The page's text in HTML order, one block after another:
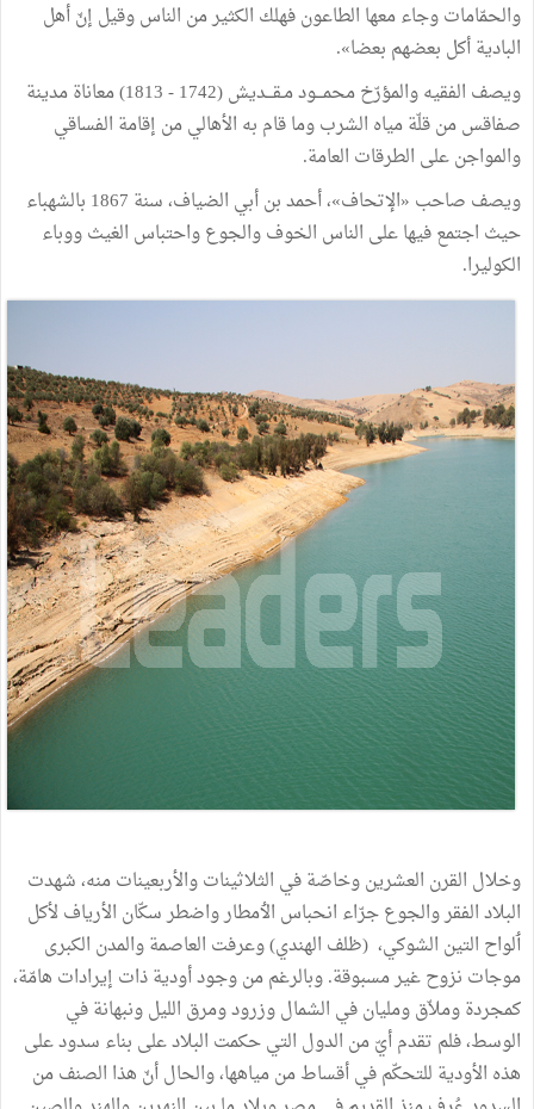
والحمّاماتوجاءمعها الطاعونفهلك الكثيرمن الناسوقيل إنّأهل
الباديةأكل بعضهم بعضا»
.
ويصف الفقيهوالمؤرّخمحمـــودمـقـــديش(
1742
-
1813
)معاناةمدينة
صفاقسمنقلّةمياه الشربوماقام به الأهاليمن إقامة الفساقي
والمواجنعلى الطرقات العامة.
ويصف صاحب «الإتحاف»،أحمدبنأبي الضياف،سنة 1867 بالشهباء
حيث اجتمعفيهاعلى الناس الخوفوالجوعواحتباس الغيثووباء
الكوليرا.
وخلال القرن العشرينوخاصّةفي الثلاثيناتوالأربعيناتمنه،شهدت
البلادالفقروالجوعجرّاء انحباس الٲمطارواضطرسكّان الأرياف لأكل
ٲلواح التين الشوكي، (ظلف الهندي)وعرفت العاصمةوالمدن الكبرى
موجات نزوحغيرمسبوقة.وبالرغممنوجودأوديةذات إيرادات هامّة،
كمجردةوملاّقومليانفي الشمالوزرودومرق الليلونبهانةفي
الوسط،فلم تقدمأيّمن الدول التيحكمت البلادعلى بناء سدودعلى
هذه الأودية للتحكّمفيأقساطمنمياهها،والحالأنّ هذا الصنفمن